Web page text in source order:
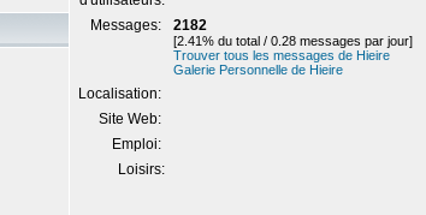
Messages:
2182
[2.41% du total / 0.28 messages par jour]
Trouver tous les messages de Hieire
Galerie Personnelle de Hieire
Localisation:
Site Web:
Emploi:
Loisirs: